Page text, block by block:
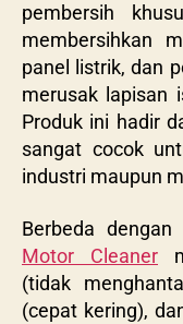
pembersih
membersihkan
panel listrik, dan
merusak lapisan
Produk ini hadir
sangat cocok
industri maupun
Berbeda
Motor Cleaner
(tidak
(cepat kering),